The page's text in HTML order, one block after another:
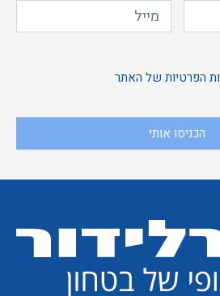
הפרטיות של האתר
הכניסו אותי